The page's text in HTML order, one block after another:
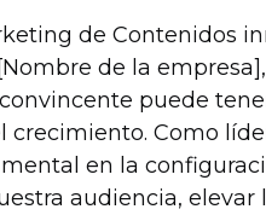
de Contenidos
de la
puede
crecimiento. Como
en la
audiencia,